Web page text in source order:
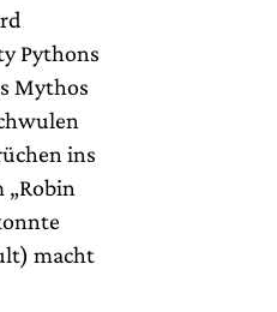
Pythons
Mythos
ins
macht